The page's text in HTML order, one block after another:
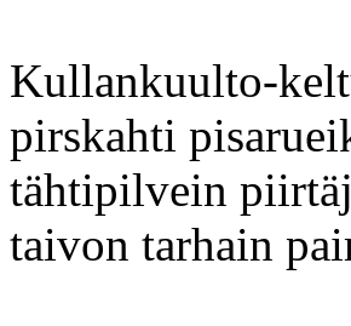
Kullankuulto-
pirskahti
tähtipilvein
taivon tarhain